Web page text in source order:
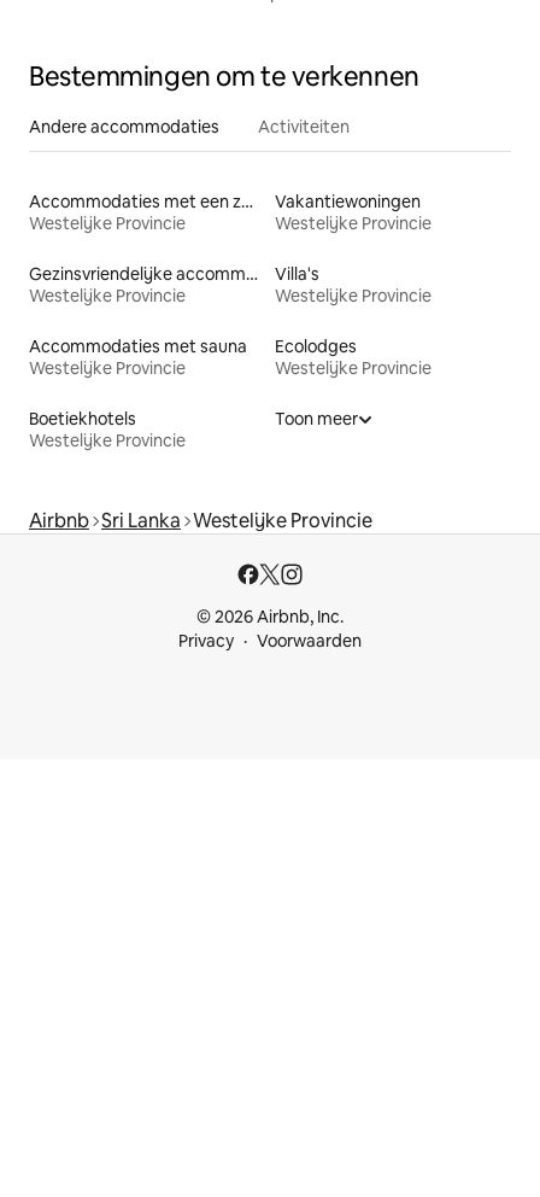
Bestemmingen om te verkennen
Andere accommodaties Activiteiten
Accommodaties met een zwembad
Westelijke Provincie
Vakantiewoningen
Westelijke Provincie
Gezinsvriendelijke accommodaties
Westelijke Provincie
Villa's
Westelijke Provincie
Accommodaties met sauna
Westelijke Provincie
Ecolodges
Westelijke Provincie
Boetiekhotels
Westelijke Provincie
Toon meer
Airbnb Sri Lanka Westelijke Provincie
© 2026 Airbnb, Inc.
Privacy
Voorwaarden